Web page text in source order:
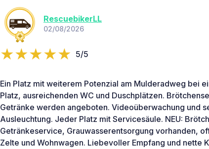
RescuebikerLL
02/08/2026
5/5
Ein Platz mit weiterem Potenzial am Mulderadweg bei
Platz, ausreichenden WC und Duschplätzen.
Getränke werden angeboten. Videoüberwachung und
Ausleuchtung. Jeder Platz mit Servicesäule. NEU:
Getränkeservice, Grauwasserentsorgung vorhanden,
Zelte und Wohnwagen. Liebevoller Empfang und nette